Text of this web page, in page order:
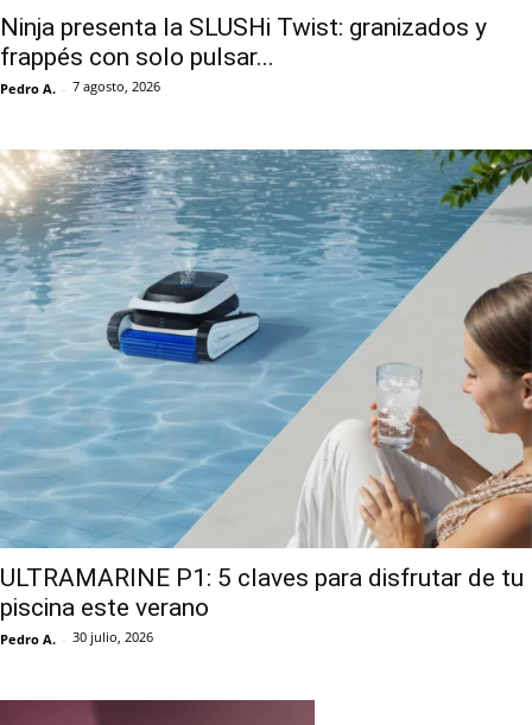
Ninja presenta la SLUSHi Twist: granizados y
frappés con solo pulsar...
Pedro A. - 7 agosto, 2026
ULTRAMARINE P1: 5 claves para disfrutar de tu
piscina este verano
Pedro A. - 30 julio, 2026